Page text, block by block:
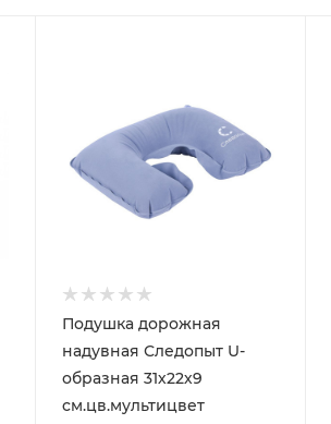
Подушка дорожная
надувная Следопыт U-
образная 31х22х9
cм.цв.мультицвет